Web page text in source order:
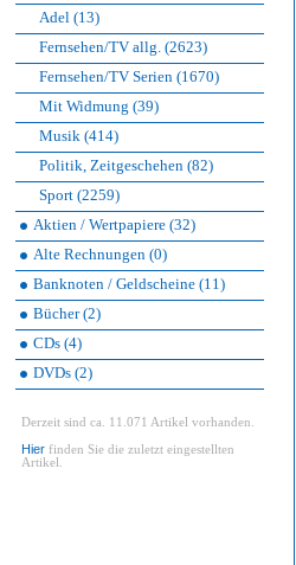
Adel (13)
Fernsehen/TV allg. (2623)
Fernsehen/TV Serien (1670)
Mit Widmung (39)
Musik (414)
Politik, Zeitgeschehen (82)
Sport (2259)
Aktien / Wertpapiere (32)
Alte Rechnungen (0)
Banknoten / Geldscheine (11)
Bücher (2)
CDs (4)
DVDs (2)
Derzeit sind ca. 11.071 Artikel vorhanden.
Hier finden Sie die zuletzt eingestellten
Artikel.